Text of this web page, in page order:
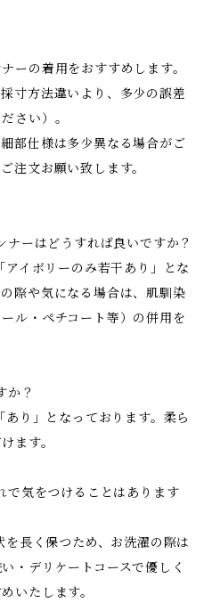
ーの着用をおすすめします。
寸方法違いより、多少の誤差
さい）。
部仕様は多少異なる場合がご
注文お願い致します。
ーはどうすれば良いですか？
イボリーのみ若干あり」とな
際や気になる場合は、肌馴染
ル・ペチコート等）の併用を
か？
り」となっております。柔ら
ます。
で気をつけることはあります
長く保つため、お洗濯の際は
・デリケートコースで優しく
いたします。